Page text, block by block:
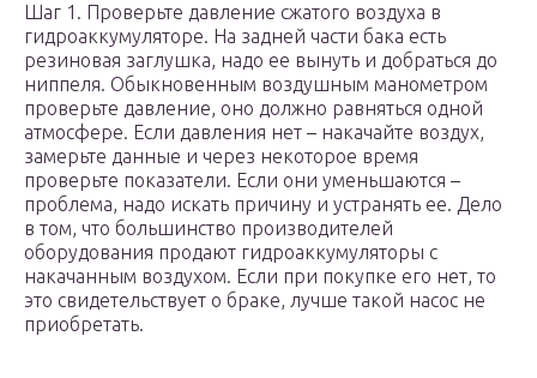
Шаг 1. Проверьте давление сжатого воздуха в
гидроаккумуляторе. На задней части бака есть
резиновая заглушка, надо ее вынуть и добраться до
ниппеля. Обыкновенным воздушным манометром
проверьте давление, оно должно равняться одной
атмосфере. Если давления нет – накачайте воздух,
замерьте данные и через некоторое время
проверьте показатели. Если они уменьшаются –
проблема, надо искать причину и устранять ее. Дело
в том, что большинство производителей
оборудования продают гидроаккумуляторы с
накачанным воздухом. Если при покупке его нет, то
это свидетельствует о браке, лучше такой насос не
приобретать.